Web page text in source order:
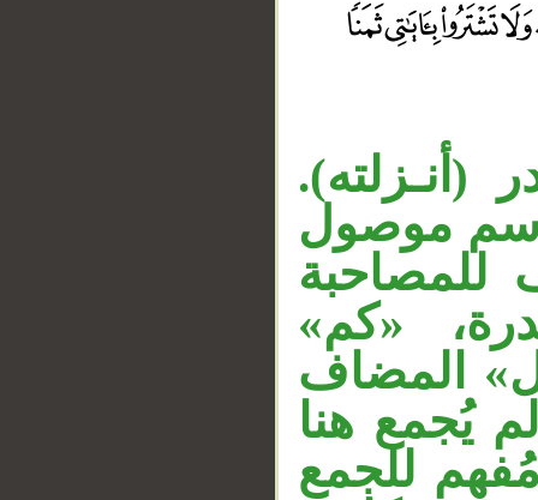
(أنـزلته).
اسم موصول
«كم»
المضاف
يُجمع هنا
للجمع